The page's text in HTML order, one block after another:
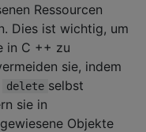
Ressourcen
Dies ist wichtig, um
in C ++ zu
sie, indem
delete selbst
sie in
Objekte